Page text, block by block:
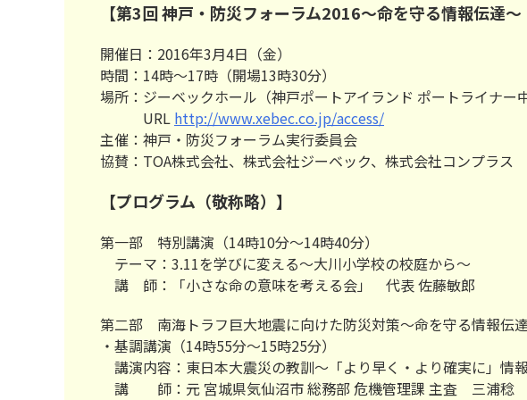
【第3回 神戸・防災フォーラム2016～命を守る情報伝達
開催日：2016年3月4日（金）
時間：14時～17時（開場13時30分）
場所：ジーベックホール（神戸ポートアイランド ポートライナー
URL http://www.xebec.co.jp/access/
主催：神戸・防災フォーラム実行委員会
協賛：TOA株式会社、株式会社ジーベック、株式会社コンプラス
【プログラム（敬称略）】
第一部 特別講演（14時10分～14時40分）
テーマ：3.11を学びに変える～大川小学校の校庭から～
講 師：「小さな命の意味を考える会」 代表 佐藤敏郎
第二部 南海トラフ巨大地震に向けた防災対策～命を守る情報伝
・基調講演（14時55分～15時25分）
講演内容：東日本大震災の教訓～「より早く・より確実に」情
講 師：元 宮城県気仙沼市 総務部 危機管理課 主査 三浦稔